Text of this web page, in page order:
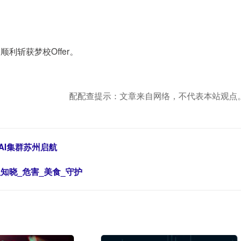
利斩获梦校Offer。
配配查提示：文章来自网络，不代表本站观点。
集群苏州启航
晓_危害_美食_守护